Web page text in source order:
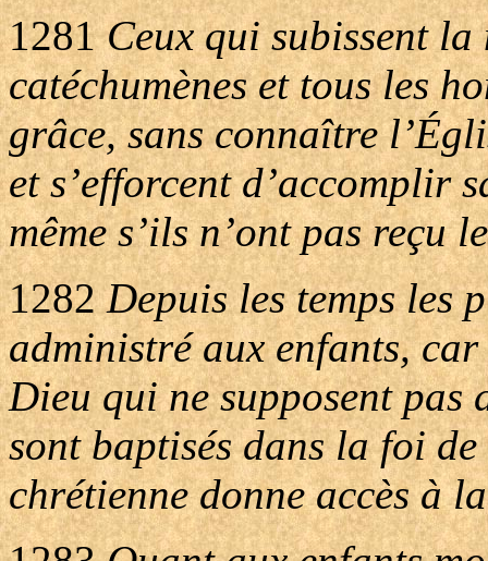
1281Ceux qui subissent la
catéchumènes et tous les
grâce, sans connaître
et s’efforcent d’accomplir
même s’ils n’ont pas reçu
1282Depuis les temps les
administré aux enfants,
Dieu qui ne supposent pas
sont baptisés dans la foi
chrétienne donne accès à